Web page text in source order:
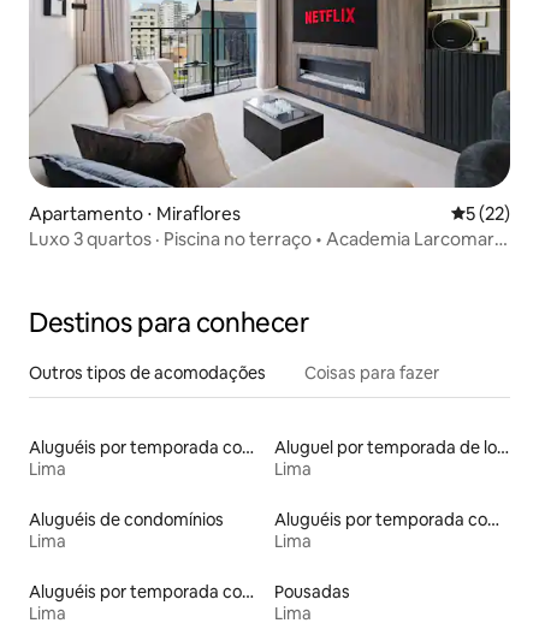
Apartamento ⋅ Miraflores 5 de uma
5 (22)
Luxo 3 quartos · Piscina no terraço • Academia Larcomar
Destinos para conhecer
Outros tipos de acomodações Coisas para fazer
Aluguéis por temporada com banheira de hidromassagem
Lima
Aluguel por temporada de lofts
Lima
Aluguéis de condomínios
Lima
Aluguéis por temporada com caiaque
Lima
Aluguéis por temporada com cama de altura acessível
Lima
Pousadas
Lima